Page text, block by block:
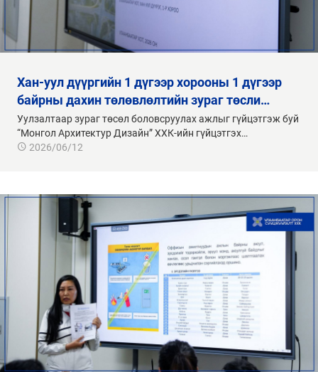
хан-уул дүүргийн 1 дүгээр хорооны 1 дүгээр
байрны дахин төлөвлөлтийн зураг төсли…
Уулзалтаар зураг төсөл боловсруулах ажлыг гүйцэтгэж буй
“Монгол Архитектур Дизайн” ХХК-ийн гүйцэтгэх…
2026/06/12